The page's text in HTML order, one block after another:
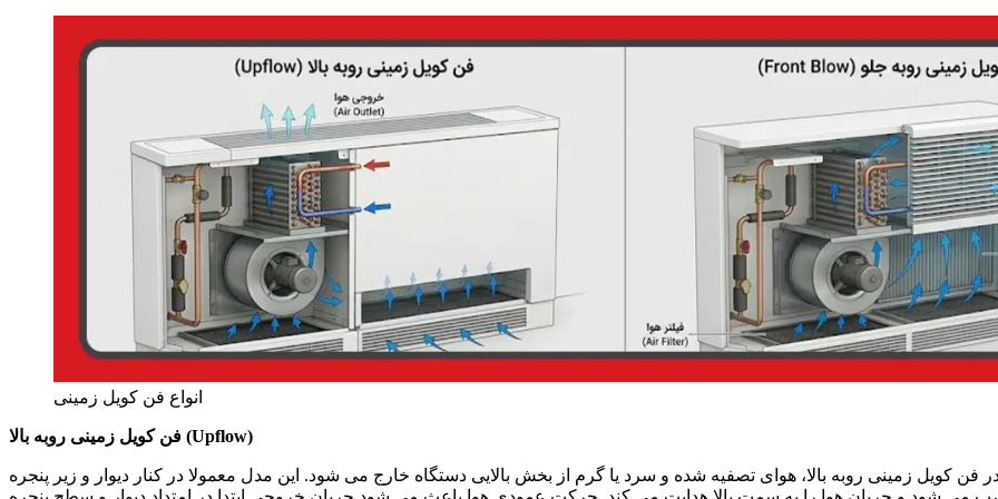
انواع فن کویل زمینی
فن کویل زمینی روبه بالا (Upflow)
فن کویل زمینی روبه بالا، هوای تصفیه شده و سرد یا گرم از بخش بالایی دستگاه خارج می شود. این مدل معمولا در کنار دیوار و زیر پنجره